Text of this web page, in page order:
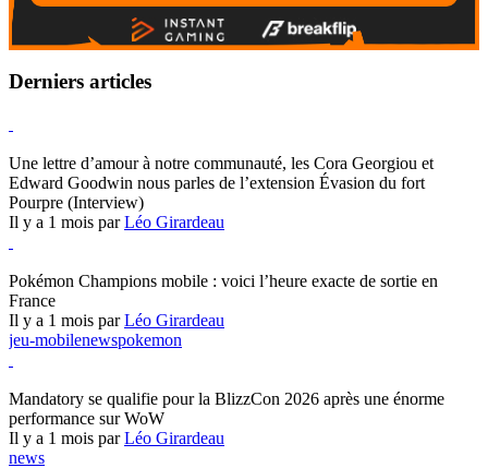
Derniers articles
Une lettre d’amour à notre communauté, les Cora Georgiou et
Edward Goodwin nous parles de l’extension Évasion du fort
Pourpre (Interview)
Il y a 1 mois parLéo Girardeau
Pokémon Champions mobile : voici l’heure exacte de sortie en
France
Il y a 1 mois parLéo Girardeau
jeu-mobilenewspokemon
Mandatory se qualifie pour la BlizzCon 2026 après une énorme
performance sur WoW
Il y a 1 mois parLéo Girardeau
news